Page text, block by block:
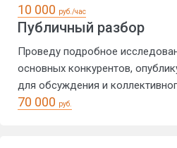
10 000 руб./час
Публичный разбор
Проведу подробное
основных конкурентов,
для обсуждения и
70 000 руб.